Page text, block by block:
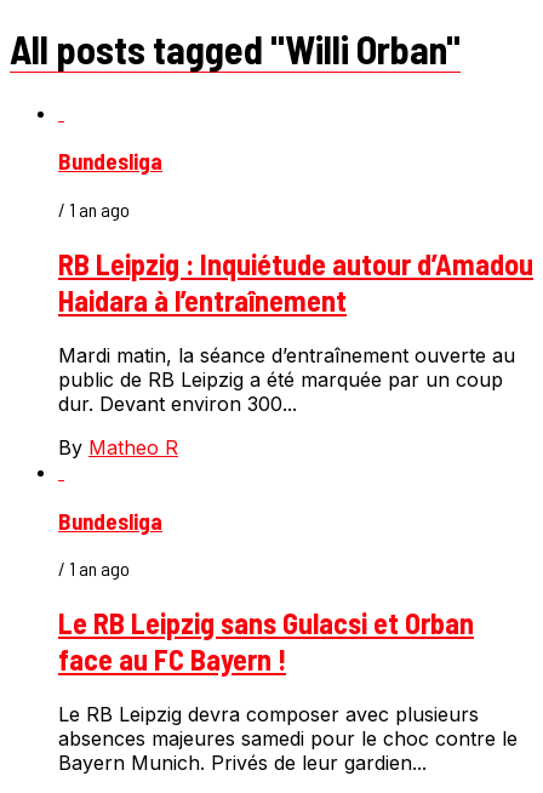
All posts tagged "Willi Orban"
Bundesliga
/ 1 an ago
RB Leipzig : Inquiétude autour d’Amadou
Haidara à l’entraînement
Mardi matin, la séance d’entraînement ouverte au
public de RB Leipzig a été marquée par un coup
dur. Devant environ 300...
By Matheo R
Bundesliga
/ 1 an ago
Le RB Leipzig sans Gulacsi et Orban
face au FC Bayern !
Le RB Leipzig devra composer avec plusieurs
absences majeures samedi pour le choc contre le
Bayern Munich. Privés de leur gardien...